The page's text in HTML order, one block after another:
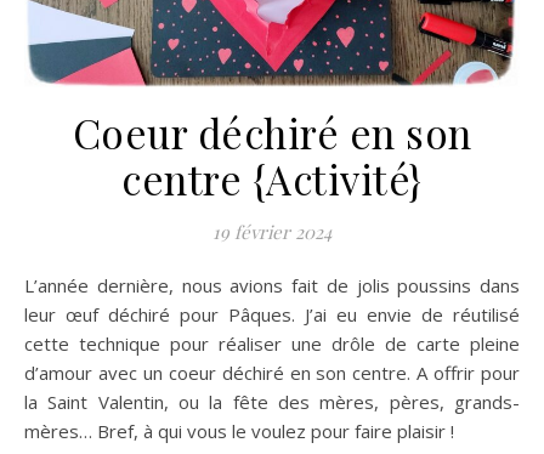
Coeur déchiré en son
centre {Activité}
19 février 2024
L’année dernière, nous avions fait de jolis poussins dans
leur œuf déchiré pour Pâques. J’ai eu envie de réutilisé
cette technique pour réaliser une drôle de carte pleine
d’amour avec un coeur déchiré en son centre. A offrir pour
la Saint Valentin, ou la fête des mères, pères, grands-
mères… Bref, à qui vous le voulez pour faire plaisir !